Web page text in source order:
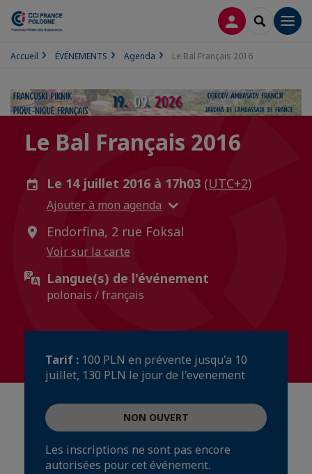
CONNEXION
Accueil ÉVÉNEMENTS Agenda Le Bal Français 2016
Le Bal Français 2016
Le 14 juillet 2016 à 17h03 (UTC+2)
Ajouter à mon agenda
Endorfina, 2 rue Foksal
Voir sur la carte
Langue(s) de l'événement
polonais / français
Tarif : 100 PLN en prévente jusqu'a 10
juillet, 130 PLN le jour de l'evenement
NON OUVERT
Les inscriptions ne sont pas encore
autorisées pour cet événement.